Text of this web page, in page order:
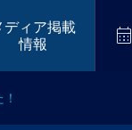
ディア掲載
情報

8-8/11